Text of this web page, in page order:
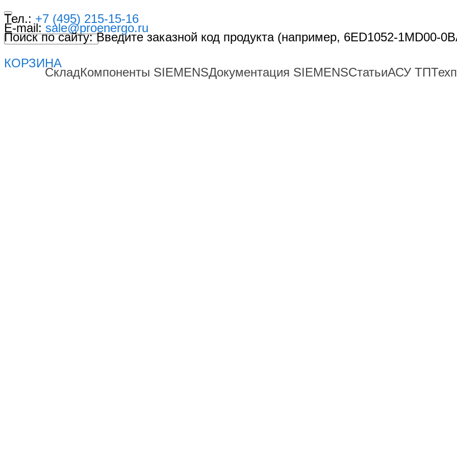
Тел.: +7 (495) 215-15-16
E-mail: sale@proenergo.ru
Поиск по сайту: Введите заказной код продукта (например, 6ED1052-1MD00-
КОРЗИНА
СкладКомпоненты SIEMENSДокументация SIEMENSСтатьиАСУ ТП